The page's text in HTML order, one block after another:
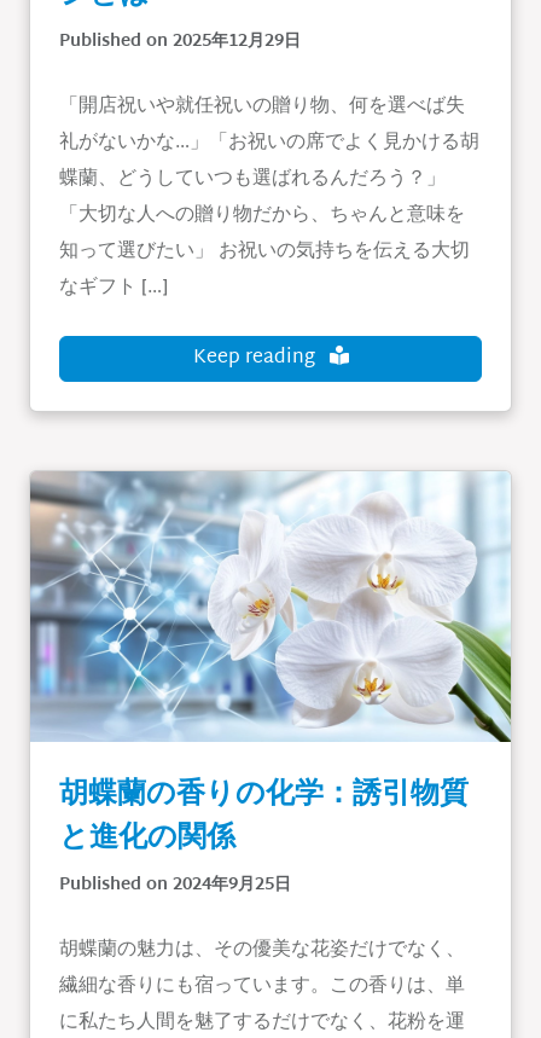
Published on 2025年12月29日
「開店祝いや就任祝いの贈り物、何を選べば失
礼がないかな…」「お祝いの席でよく見かける胡
蝶蘭、どうしていつも選ばれるんだろう？」
「大切な人への贈り物だから、ちゃんと意味を
知って選びたい」 お祝いの気持ちを伝える大切
なギフト […]
Keep reading
胡蝶蘭の香りの化学：誘引物質
と進化の関係
Published on 2024年9月25日
胡蝶蘭の魅力は、その優美な花姿だけでなく、
繊細な香りにも宿っています。この香りは、単
に私たち人間を魅了するだけでなく、花粉を運